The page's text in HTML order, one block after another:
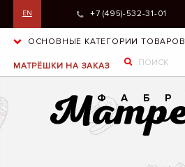
EN +7 (495)-532-31-01
ОСНОВНЫЕ КАТЕГОРИИ ТОВАРОВ
МАТРЁШКИ НА ЗАКАЗ